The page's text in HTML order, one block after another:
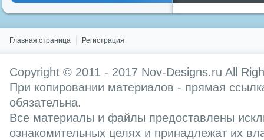
Главная страница Регистрация
Copyright © 2011 - 2017 Nov-Designs.ru All
При копировании материалов - прямая
обязательна.
Все материалы и файлы предоставлены
ознакомительных целях и принадлежат их